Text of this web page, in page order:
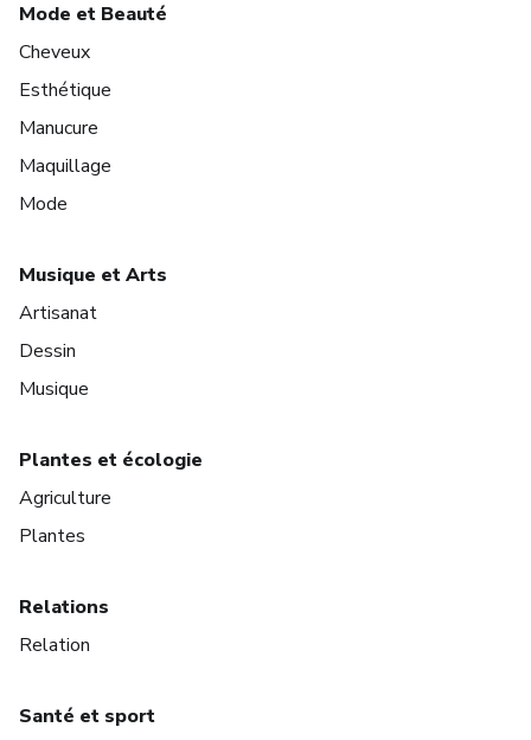
Mode et Beauté
Cheveux
Esthétique
Manucure
Maquillage
Mode
Musique et Arts
Artisanat
Dessin
Musique
Plantes et écologie
Agriculture
Plantes
Relations
Relation
Santé et sport